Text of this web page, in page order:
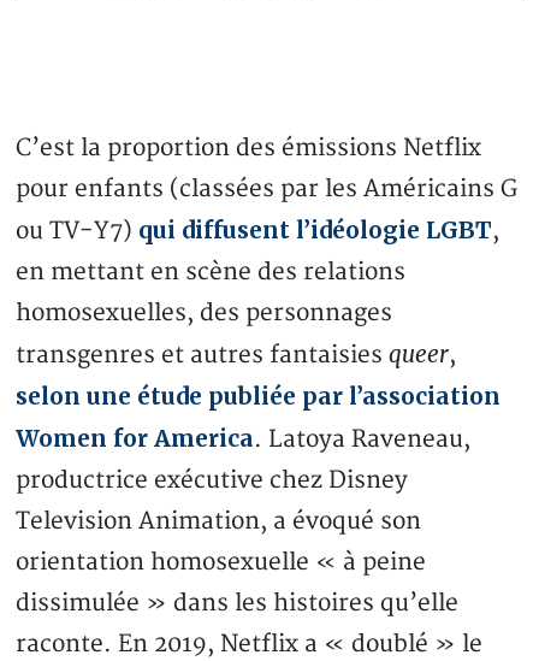
C’est la proportion des émissions Netflix
pour enfants (classées par les Américains G
ou TV-Y7) qui diffusent l’idéologie LGBT,
en mettant en scène des relations
homosexuelles, des personnages
transgenres et autres fantaisiesqueer,
selon une étude publiée par l’association
Women for America. Latoya Raveneau,
productrice exécutive chez Disney
Television Animation, a évoqué son
orientation homosexuelle « à peine
dissimulée » dans les histoires qu’elle
raconte. En 2019, Netflix a « doublé » le